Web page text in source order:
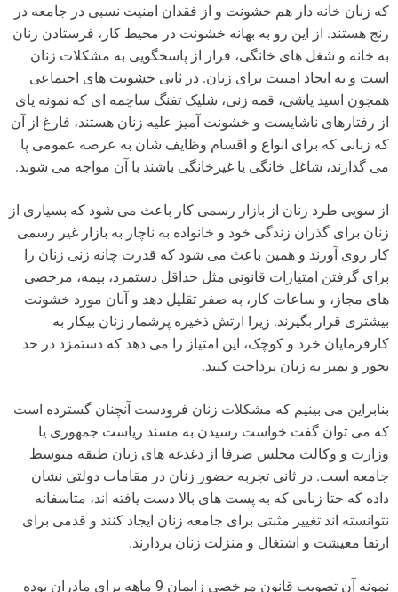
که زنان خانه دار هم خشونت و از فقدان امنیت نسبی در جامعه در
رنج هستند. از این رو به بهانه خشونت در محیط کار، فرستادن زنان
به خانه و شغل های خانگی، فرار از پاسخگویی به مشکلات زنان
است و نه ایجاد امنیت برای زنان. در ثانی خشونت های اجتماعی
همچون اسید پاشی، قمه زنی، شلیک تفنگ ساچمه ای که نمونه یای
از رفتارهای ناشایست و خشونت آمیز علیه زنان هستند، فارغ از آن
که زنانی که برای انواع و اقسام وظایف شان به عرصه عمومی پا
می گذارند، شاغل خانگی یا غیرخانگی باشند با آن مواجه می شوند.
از سویی طرد زنان از بازار رسمی کار باعث می شود که بسیاری از
زنان برای گذران زندگی خود و خانواده به ناچار به بازار غیر رسمی
کار روی آورند و همین باعث می شود که قدرت چانه زنی زنان را
برای گرفتن امتیازات قانونی مثل حداقل دستمزد، بیمه، مرخصی
های مجاز، و ساعات کار، به صفر تقلیل دهد و آنان مورد خشونت
بیشتری قرار بگیرند. زیرا ارتش ذخیره پرشمار زنان بیکار به
کارفرمایان خرد و کوچک، این امتیاز را می دهد که دستمزد در حد
بخور و نمیر به زنان پرداخت کنند.
بنابراین می بینیم که مشکلات زنان فرودست آنچنان گسترده است
که می توان گفت خواست رسیدن به مسند ریاست جمهوری یا
وزارت و وکالت مجلس صرفا از دغدغه های زنان طبقه متوسط
جامعه است. در ثانی تجربه حضور زنان در مقامات دولتی نشان
داده که حتا زنانی که به پست های بالا دست یافته اند، متاسفانه
نتوانسته اند تغییر مثبتی برای جامعه زنان ایجاد کنند و قدمی برای
ارتقا معیشت و اشتغال و منزلت زنان بردارند.
نمونه آن تصویب قانون مرخصی زایمان 9 ماهه برای مادران بوده